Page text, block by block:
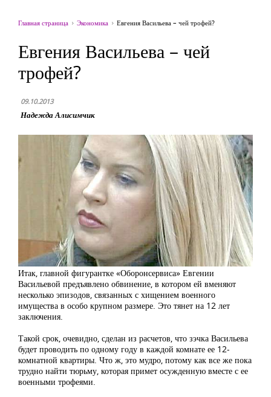
Главная страница Экономика Евгения Васильева – чей трофей?
Евгения Васильева – чей
трофей?
09.10.2013
Надежда Алисимчик
Итак, главной фигурантке «Оборонсервиса» Евгении
Васильевой предъявлено обвинение, в котором ей вменяют
несколько эпизодов, связанных с хищением военного
имущества в особо крупном размере. Это тянет на 12 лет
заключения.
Такой срок, очевидно, сделан из расчетов, что зэчка Васильева
будет проводить по одному году в каждой комнате ее 12-
комнатной квартиры. Что ж, это мудро, потому как все же пока
трудно найти тюрьму, которая примет осужденную вместе с ее
военными трофеями.